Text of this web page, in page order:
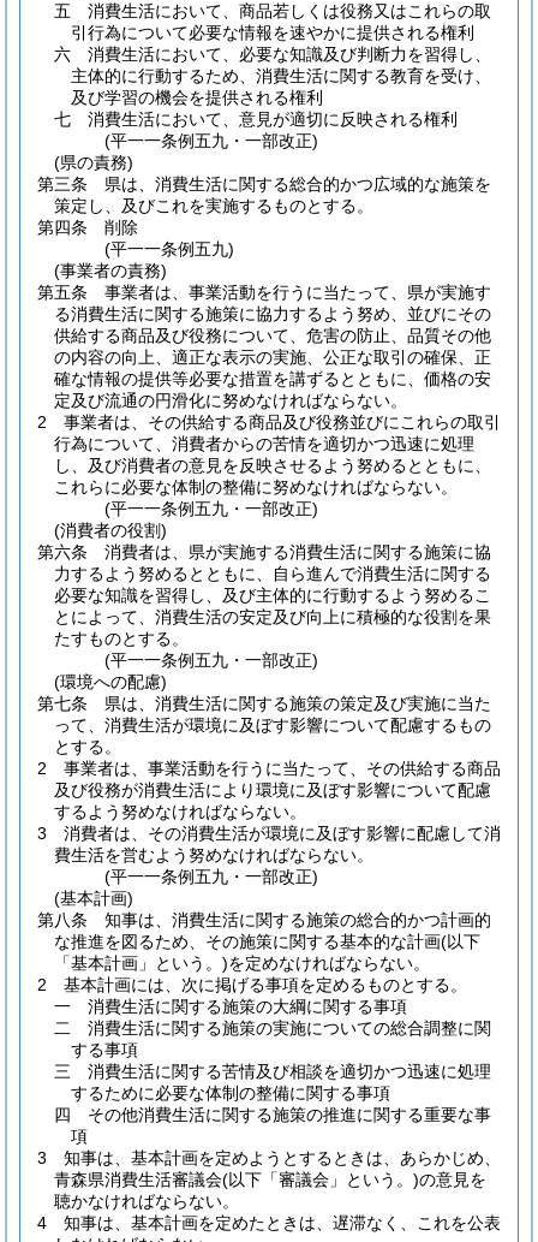
五
消費生活において、商品若しくは役務又はこれらの取
引行為について必要な情報を速やかに提供される権利
六
消費生活において、必要な知識及び判断力を習得し、
主体的に行動するため、消費生活に関する教育を受け、
及び学習の機会を提供される権利
七
消費生活において、意見が適切に反映される権利
(平一一条例五九・一部改正)
(県の責務)
第三条
県は、消費生活に関する総合的かつ広域的な施策を
策定し、及びこれを実施するものとする。
第四条
削除
(平一一条例五九)
(事業者の責務)
第五条
事業者は、事業活動を行うに当たって、県が実施す
る消費生活に関する施策に協力するよう努め、並びにその
供給する商品及び役務について、危害の防止、品質その他
の内容の向上、適正な表示の実施、公正な取引の確保、正
確な情報の提供等必要な措置を講ずるとともに、価格の安
定及び流通の円滑化に努めなければならない。
2
事業者は、その供給する商品及び役務並びにこれらの取引
行為について、消費者からの苦情を適切かつ迅速に処理
し、及び消費者の意見を反映させるよう努めるとともに、
これらに必要な体制の整備に努めなければならない。
(平一一条例五九・一部改正)
(消費者の役割)
第六条
消費者は、県が実施する消費生活に関する施策に協
力するよう努めるとともに、自ら進んで消費生活に関する
必要な知識を習得し、及び主体的に行動するよう努めるこ
とによって、消費生活の安定及び向上に積極的な役割を果
たすものとする。
(平一一条例五九・一部改正)
(環境への配慮)
第七条
県は、消費生活に関する施策の策定及び実施に当た
って、消費生活が環境に及ぼす影響について配慮するもの
とする。
2
事業者は、事業活動を行うに当たって、その供給する商品
及び役務が消費生活により環境に及ぼす影響について配慮
するよう努めなければならない。
3
消費者は、その消費生活が環境に及ぼす影響に配慮して消
費生活を営むよう努めなければならない。
(平一一条例五九・一部改正)
(基本計画)
第八条
知事は、消費生活に関する施策の総合的かつ計画的
な推進を図るため、その施策に関する基本的な計画(以下
「基本計画」という。)を定めなければならない。
2
基本計画には、次に掲げる事項を定めるものとする。
一
消費生活に関する施策の大綱に関する事項
二
消費生活に関する施策の実施についての総合調整に関
する事項
三
消費生活に関する苦情及び相談を適切かつ迅速に処理
するために必要な体制の整備に関する事項
四
その他消費生活に関する施策の推進に関する重要な事
項
3
知事は、基本計画を定めようとするときは、あらかじめ、
青森県消費生活審議会(以下「審議会」という。)の意見を
聴かなければならない。
4
知事は、基本計画を定めたときは、遅滞なく、これを公表